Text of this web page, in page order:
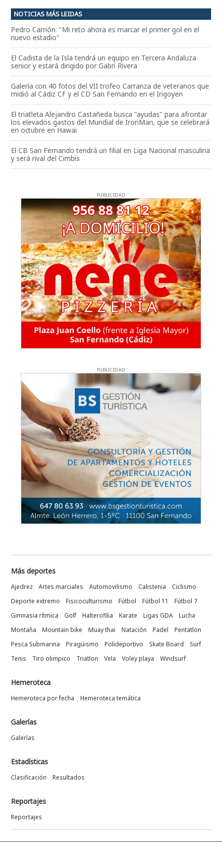
NOTICIAS MÁS LEIDAS
Pedro Carrión: "Mi reto ahora es marcar el primer gol en el
nuevo estadio"
El Cadista de la Isla tendrá un equipo en Tercera Andaluza
senior y estará dirigido por Gabri Rivera
Galería con 40 fotos del VII trofeo Carranza de veteranos que
midió al Cádiz CF y el CD San Fernando en el Irigoyen
El triatleta Alejandro Castañeda busca "ayudas" para afrontar
los elevados gastos del Mundial de IronMan, que se celebrará
en octubre en Hawai
El CB San Fernando tendrá un filial en Liga Nacional masculina
y será rival del Cimbis
PUBLICIDAD
PUBLICIDAD
Más deportes
Ajedrez Artes marciales Automovilismo Calistenia
Ciclismo
Deporte extremo
Fisicoculturismo Fútbol Fútbol 11
Fútbol 7
Gimnasia rítmica
Golf Halterofilia Karate Ligas GDA
Lucha
Montaña
Mountain bike Muay thai Natación Padel
Pentatlon
Pesca Submarina
Piragüismo Polideportivo Skate Board
Surf
Tenis
Tiro olimpico Triatlon Vela Voley playa Windsurf
Hemeroteca
Hemeroteca por fecha Hemeroteca temática
Galerías
Galerías
Estadísticas
Clasificación Resultados
Reportajes
Reportajes